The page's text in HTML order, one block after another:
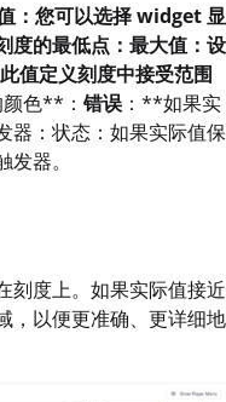
： 您可以选择 widget 显
度的最低点 ： 最大值 ： 设
此值定义刻度中接受范围
色**： 错误 ：**如果实
器：状态：如果实际值保
器。
刻度上。如果实际值接近
，以便更准确、更详细地